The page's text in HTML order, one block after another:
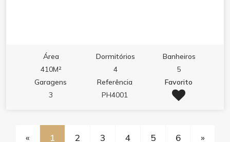
Área
410M²
Dormitórios
4
Banheiros
5
Garagens
3
Referência
PH4001
Favorito
« 1 2 3 4 5 6 »